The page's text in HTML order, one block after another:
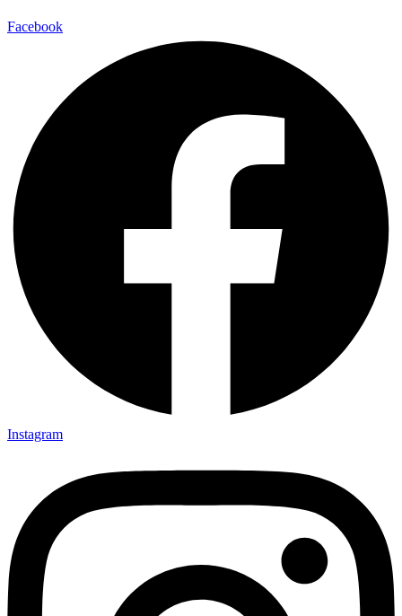
Facebook
Instagram